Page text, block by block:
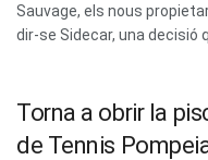
Sauvage, els nous
dir-se Sidecar, una decisió
Torna a obrir la
de Tennis